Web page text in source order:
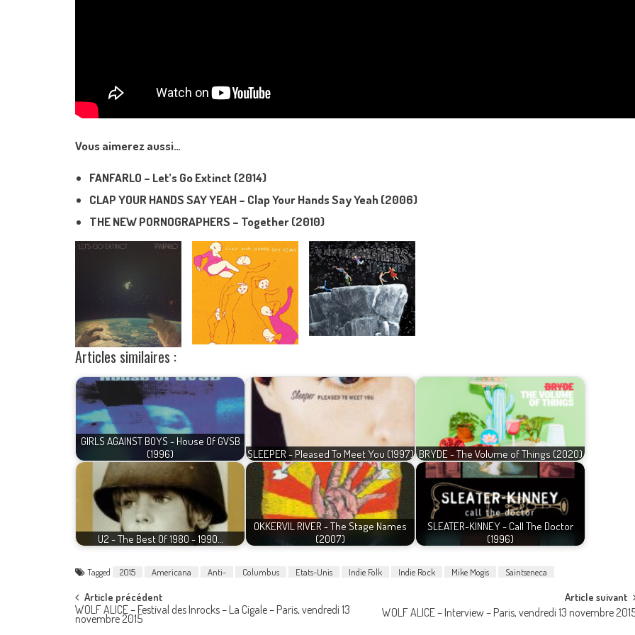
Vous aimerez aussi…
FANFARLO – Let’s Go Extinct (2014)
CLAP YOUR HANDS SAY YEAH – Clap Your Hands Say Yeah (2006)
THE NEW PORNOGRAPHERS – Together (2010)
Articles similaires :
GIRLS AGAINST BOYS - House Of GVSB
(1996)
SLEEPER - Pleased To Meet You (1997) BRYDE - The Volume of Things (2020)
U2 - The Best Of 1980 - 1990…
OKKERVIL RIVER - The Stage Names
(2007)
SLEATER-KINNEY - Call The Doctor
(1996)
Tagged 2015 Americana Anti- Columbus Etats-Unis Indie Folk Indie Rock Mike Mogis Saintseneca
Post
Article précédent
WOLF ALICE – Festival des Inrocks – La Cigale – Paris, vendredi 13
novembre 2015
Article suivant
WOLF ALICE – Interview – Paris, vendredi 13 novembre